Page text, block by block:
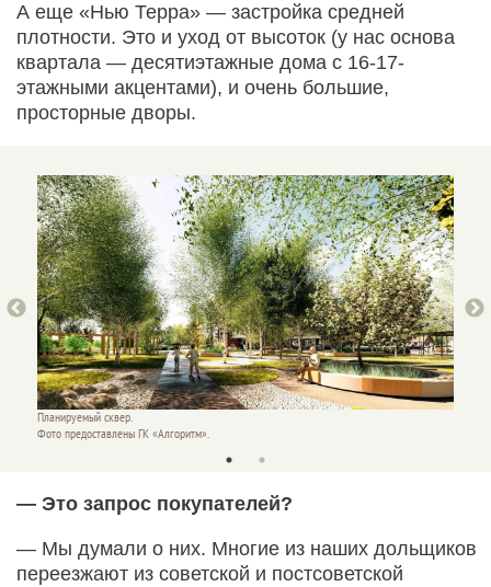
А еще «Нью Терра» — застройка средней
плотности. Это и уход от высоток (у нас основа
квартала — десятиэтажные дома с 16-17-
этажными акцентами), и очень большие,
просторные дворы.
Планируемый сквер.
Фото предоставлены ГК «Алгоритм».
— Это запрос покупателей?
— Мы думали о них. Многие из наших дольщиков
переезжают из советской и постсоветской